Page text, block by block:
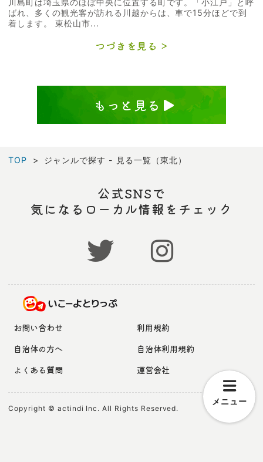
ばれ、多くの観光客が訪れる川越からは、車で15分ほどで到
着します。 東松山市...
つづきを見る
もっと見る
TOP ジャンルで探す - 見る一覧（東北）
メニュー
公式SNSで
気になるローカル情報をチェック
お問い合わせ
利用規約
自治体の方へ
自治体利用規約
よくある質問
運営会社
Copyright © actindi Inc. All Rights Reserved.